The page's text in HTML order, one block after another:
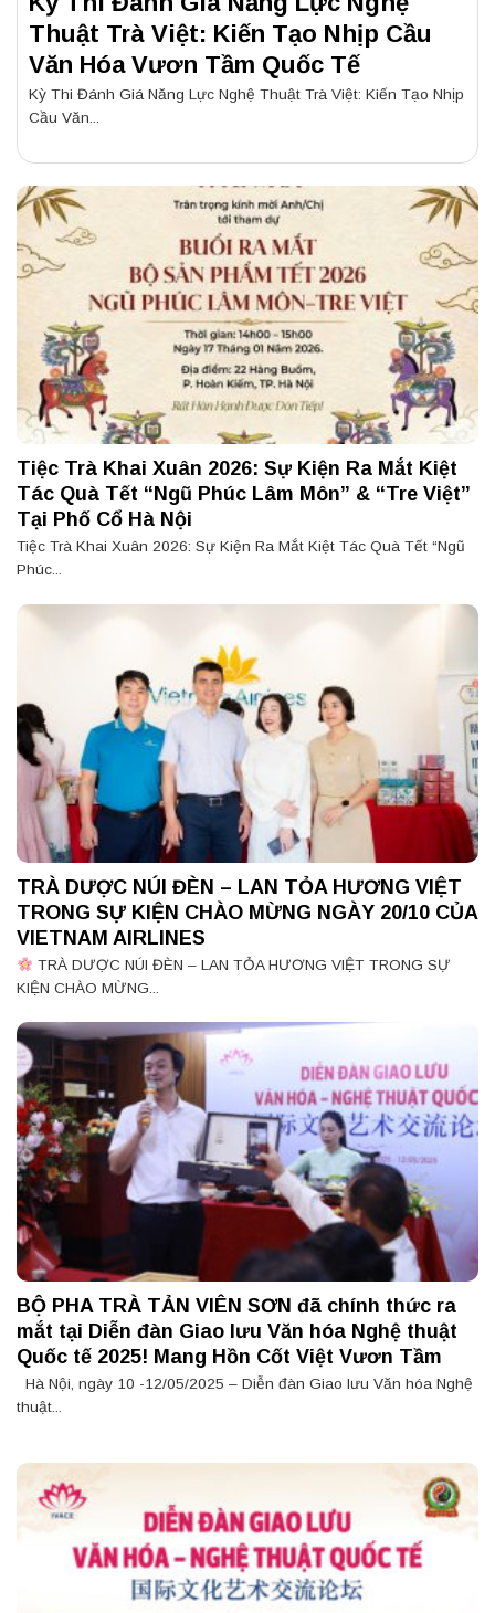
Thuật Trà Việt: Kiến Tạo Nhịp Cầu
Văn Hóa Vươn Tầm Quốc Tế
Kỳ Thi Đánh Giá Năng Lực Nghệ Thuật Trà Việt: Kiến Tạo Nhịp
Cầu Văn...
Tiệc Trà Khai Xuân 2026: Sự Kiện Ra Mắt Kiệt
Tác Quà Tết “Ngũ Phúc Lâm Môn” & “Tre Việt”
Tại Phố Cổ Hà Nội
Tiệc Trà Khai Xuân 2026: Sự Kiện Ra Mắt Kiệt Tác Quà Tết “Ngũ
Phúc...
TRÀ DƯỢC NÚI ĐÈN – LAN TỎA HƯƠNG VIỆT
TRONG SỰ KIỆN CHÀO MỪNG NGÀY 20/10 CỦA
VIETNAM AIRLINES
TRÀ DƯỢC NÚI ĐÈN – LAN TỎA HƯƠNG VIỆT TRONG SỰ
KIỆN CHÀO MỪNG...
BỘ PHA TRÀ TẢN VIÊN SƠN đã chính thức ra
mắt tại Diễn đàn Giao lưu Văn hóa Nghệ thuật
Quốc tế 2025! Mang Hồn Cốt Việt Vươn Tầm
Hà Nội, ngày 10 -12/05/2025 – Diễn đàn Giao lưu Văn hóa Nghệ
thuật...